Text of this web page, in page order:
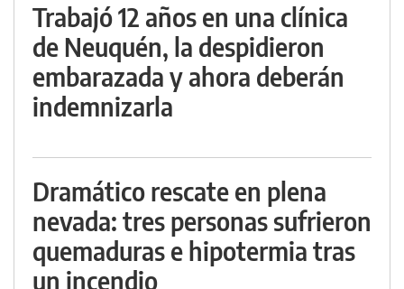
Trabajó 12 años en una clínica
de Neuquén, la despidieron
embarazada y ahora deberán
indemnizarla
Dramático rescate en plena
nevada: tres personas sufrieron
quemaduras e hipotermia tras
un incendio